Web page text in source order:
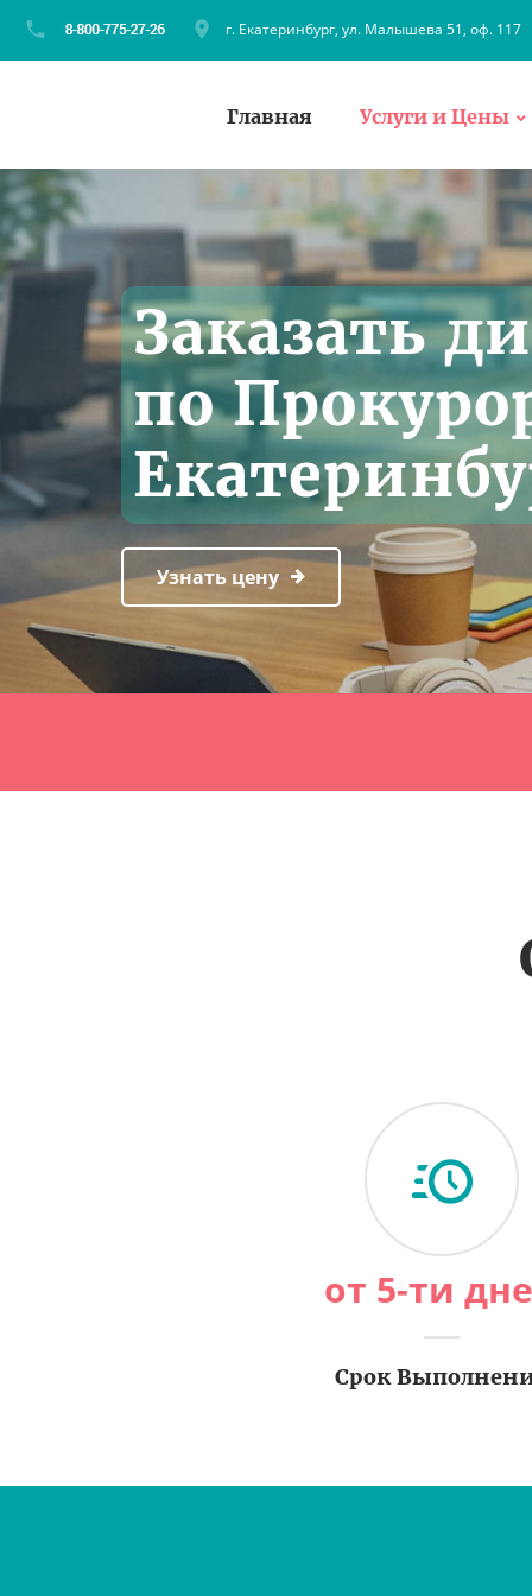
г. Екатеринбург, ул. Малышева 51, оф. 117
Главная Услуги и Цены
Заказать
по
Узнать цену
от 5-ти
Срок